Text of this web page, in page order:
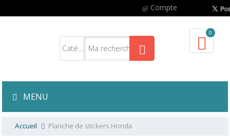
Compte
0
MENU
Accueil Planche de stickers Honda